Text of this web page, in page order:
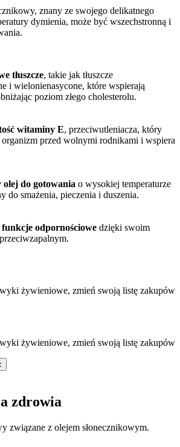
znany ze swojego delikatnego
dymienia, może być wszechstronną i
tłuszcze, takie jak tłuszcze
i wielonienasycone, które wspierają
poziom złego cholesterolu.
witaminy E, przeciwutleniacza, który
przed wolnymi rodnikami i wspiera
olej do gotowania o wysokiej temperaturze
do smażenia, pieczenia i duszenia.
odpornościowe dzięki swoim
żywieniowe, zmień swoją listę zakupów
żywieniowe, zmień swoją listę zakupów
zdrowia
związane z olejem słonecznikowym.